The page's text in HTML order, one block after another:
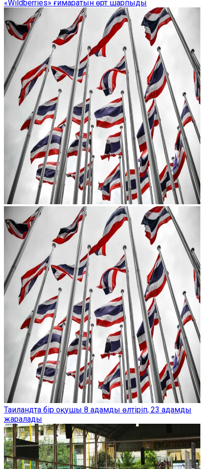
«Wildberries» ғимаратын өрт шарпыды
Таиландта бір оқушы 8 адамды өлтіріп, 23 адамды
жаралады